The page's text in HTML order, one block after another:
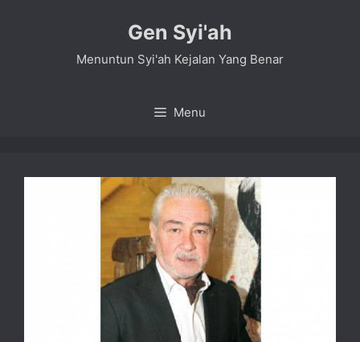
Gen Syi'ah
Menuntun Syi'ah Kejalan Yang Benar
Menu